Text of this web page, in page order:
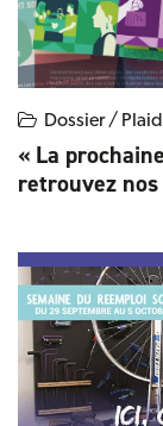
Dossier /
« La
retrouvez